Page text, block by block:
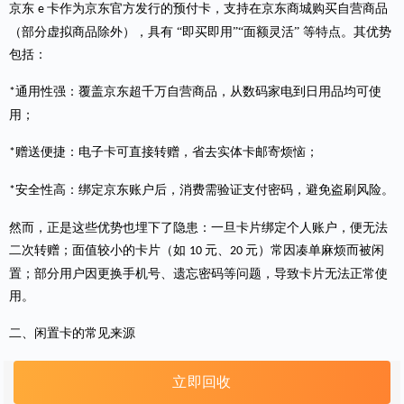
京东 e卡作为京东官方发行的预付卡，支持在京东商城购买自营商品
（部分虚拟商品除外），具有 “即买即用”“面额灵活” 等特点。其优势
包括：
*通用性强：覆盖京东超千万自营商品，从数码家电到日用品均可使
用；
*赠送便捷：电子卡可直接转赠，省去实体卡邮寄烦恼；
*安全性高：绑定京东账户后，消费需验证支付密码，避免盗刷风险。
然而，正是这些优势也埋下了隐患：一旦卡片绑定个人账户，便无法
二次转赠；面值较小的卡片（如 10 元、 20 元）常因凑单麻烦而被闲
置；部分用户因更换手机号、遗忘密码等问题，导致卡片无法正常使
用。
二、闲置卡的常见来源
立即回收